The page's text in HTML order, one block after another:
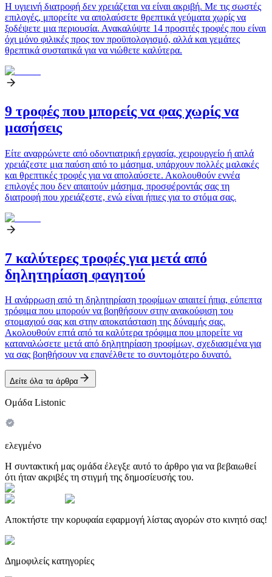
Η υγιεινή διατροφή δεν χρειάζεται να είναι ακριβή. Με τις σωστές
επιλογές, μπορείτε να απολαύσετε θρεπτικά γεύματα χωρίς να
ξοδέψετε μια περιουσία. Ανακαλύψτε 14 προσιτές τροφές που είναι
όχι μόνο φιλικές προς τον προϋπολογισμό, αλλά και γεμάτες
θρεπτικά συστατικά για να νιώθετε καλύτερα.
9 τροφές που μπορείς να φας χωρίς να
μασήσεις
Είτε αναρρώνετε από οδοντιατρική εργασία, χειρουργείο ή απλά
χρειάζεστε μια παύση από το μάσημα, υπάρχουν πολλές μαλακές
και θρεπτικές τροφές για να απολαύσετε. Ακολουθούν εννέα
επιλογές που δεν απαιτούν μάσημα, προσφέροντάς σας τη
διατροφή που χρειάζεστε, ενώ είναι ήπιες για το στόμα σας.
7 καλύτερες τροφές για μετά από
δηλητηρίαση φαγητού
Η ανάρρωση από τη δηλητηρίαση τροφίμων απαιτεί ήπια, εύπεπτα
τρόφιμα που μπορούν να βοηθήσουν στην ανακούφιση του
στομαχιού σας και στην αποκατάσταση της δύναμής σας.
Ακολουθούν επτά από τα καλύτερα τρόφιμα που μπορείτε να
καταναλώσετε μετά από δηλητηρίαση τροφίμων, σχεδιασμένα για
να σας βοηθήσουν να επανέλθετε το συντομότερο δυνατό.
Δείτε όλα τα άρθρα
Ομάδα Listonic
ελεγμένο
Η συντακτική μας ομάδα έλεγξε αυτό το άρθρο για να βεβαιωθεί
ότι ήταν ακριβές τη στιγμή της δημοσίευσής του.
Αποκτήστε την κορυφαία εφαρμογή λίστας αγορών στο κινητό σας!
Δημοφιλείς κατηγορίες